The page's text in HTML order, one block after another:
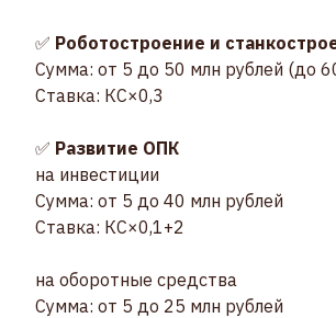
✅ Роботостроение и
Сумма: от 5 до 50 млн рублей (до
Ставка: КС×0,3
✅ Развитие ОПК
на инвестиции
Сумма: от 5 до 40 млн рублей
Ставка: КС×0,1+2
на оборотные средства
Сумма: от 5 до 25 млн рублей